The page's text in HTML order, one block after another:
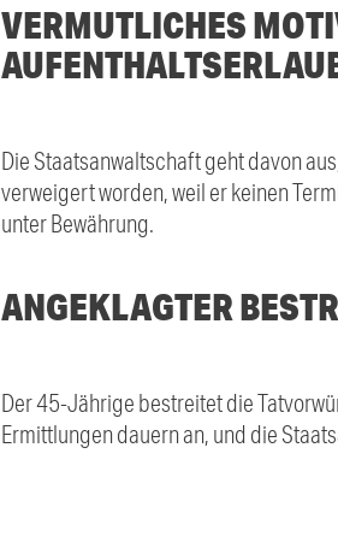
VERMUTLICHES
Die Staatsanwaltschaft geht davon
verweigert worden, weil er keinen
unter Bewährung.
ANGEKLAGTER
Der 45-Jährige bestreitet die
Ermittlungen dauern an, und die